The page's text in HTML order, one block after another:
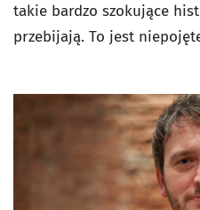
takie bardzo szokujące
przebijają. To jest